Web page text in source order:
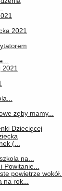
2021
2021
zęby mamy...
Dziecięcej
(...
na...
powietrze wokół...
rok...